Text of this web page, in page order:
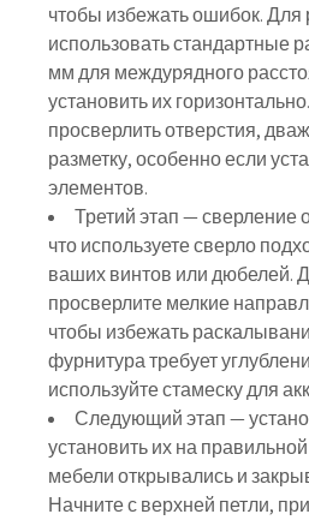
чтобы избежать ошибок. Для
использовать стандартные
мм для междурядного
установить их
просверлить отверстия,
разметку, особенно если
элементов.
Третий этап — сверление
что используете сверло
ваших винтов или дюбелей.
просверлите мелкие
чтобы избежать
фурнитура требует
используйте стамеску для
Следующий этап —
установить их на
мебели открывались и
Начните с верхней петли,